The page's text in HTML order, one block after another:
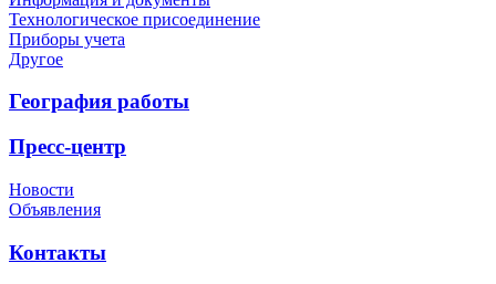
Технологическое присоединение
Приборы учета
Другое
География работы
Пресс-центр
Новости
Объявления
Контакты